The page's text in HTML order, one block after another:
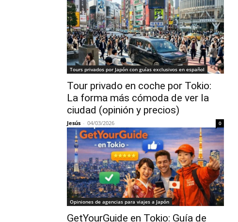
Tours privados por Japón con guías exclusivos en español
Tour privado en coche por Tokio:
La forma más cómoda de ver la
ciudad (opinión y precios)
Jesús - 04/03/2026 0
Opiniones de agencias para viajes a Japón
GetYourGuide en Tokio: Guía de